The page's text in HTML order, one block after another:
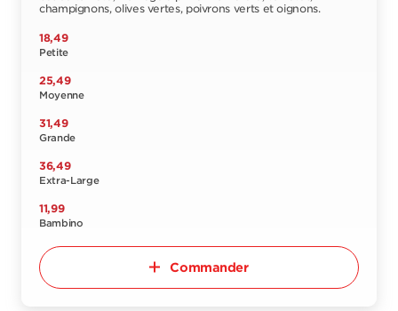
champignons, olives vertes, poivrons verts et oignons.
18,49
Petite
25,49
Moyenne
31,49
Grande
36,49
Extra-Large
11,99
Bambino
Commander